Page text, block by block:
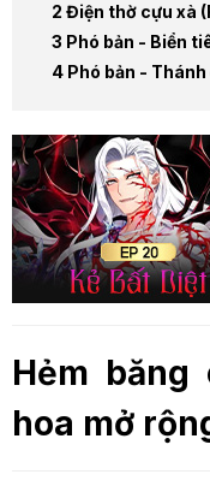
Điện thờ cựu xà
Phó bản - Biển
Phó bản -
Hẻm
hoa mở